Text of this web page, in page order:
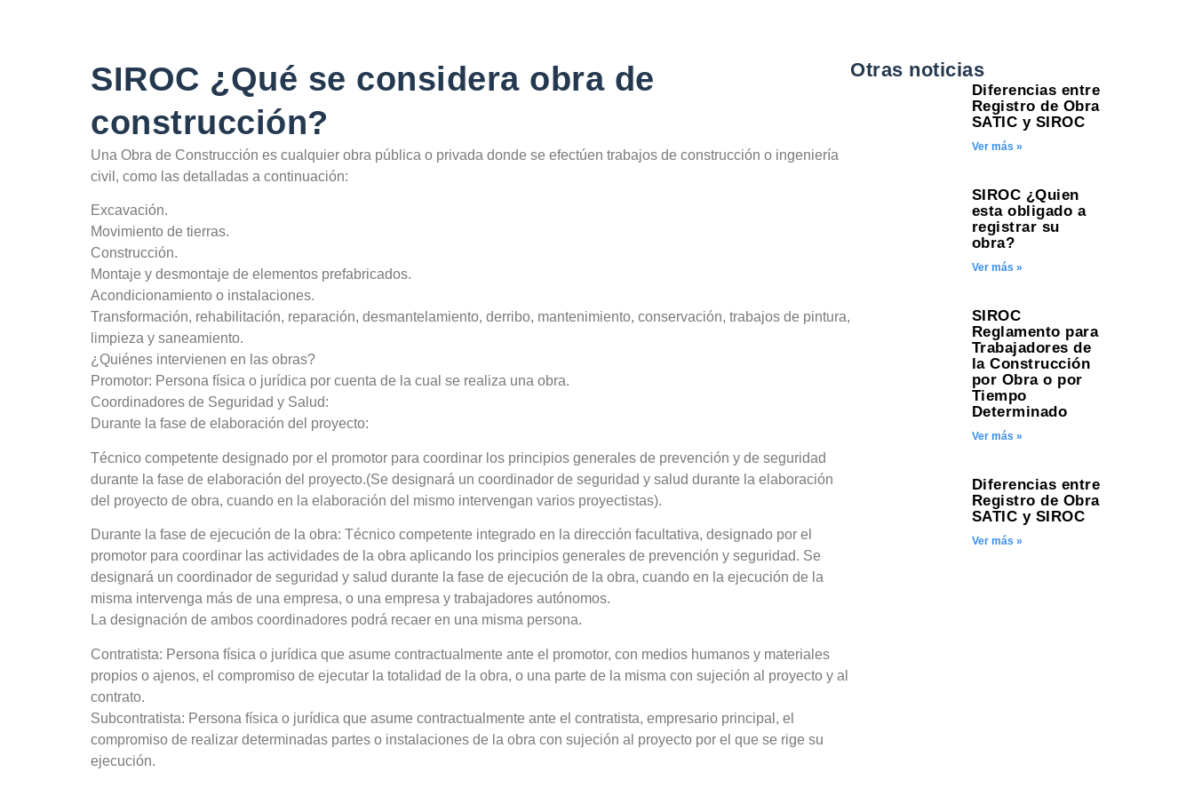
SIROC ¿Qué se considera obra de
construcción?
Una Obra de Construcción es cualquier obra pública o privada donde se efectúen trabajos de construcción o ingeniería
civil, como las detalladas a continuación:
Excavación.
Movimiento de tierras.
Construcción.
Montaje y desmontaje de elementos prefabricados.
Acondicionamiento o instalaciones.
Transformación, rehabilitación, reparación, desmantelamiento, derribo, mantenimiento, conservación, trabajos de pintura,
limpieza y saneamiento.
¿Quiénes intervienen en las obras?
Promotor: Persona física o jurídica por cuenta de la cual se realiza una obra.
Coordinadores de Seguridad y Salud:
Durante la fase de elaboración del proyecto:
Técnico competente designado por el promotor para coordinar los principios generales de prevención y de seguridad
durante la fase de elaboración del proyecto.(Se designará un coordinador de seguridad y salud durante la elaboración
del proyecto de obra, cuando en la elaboración del mismo intervengan varios proyectistas).
Durante la fase de ejecución de la obra: Técnico competente integrado en la dirección facultativa, designado por el
promotor para coordinar las actividades de la obra aplicando los principios generales de prevención y seguridad. Se
designará un coordinador de seguridad y salud durante la fase de ejecución de la obra, cuando en la ejecución de la
misma intervenga más de una empresa, o una empresa y trabajadores autónomos.
La designación de ambos coordinadores podrá recaer en una misma persona.
Contratista: Persona física o jurídica que asume contractualmente ante el promotor, con medios humanos y materiales
propios o ajenos, el compromiso de ejecutar la totalidad de la obra, o una parte de la misma con sujeción al proyecto y al
contrato.
Subcontratista: Persona física o jurídica que asume contractualmente ante el contratista, empresario principal, el
compromiso de realizar determinadas partes o instalaciones de la obra con sujeción al proyecto por el que se rige su
ejecución.
Otras noticias
Diferencias entre
Registro de Obra
SATIC y SIROC
Ver más »
SIROC ¿Quien
esta obligado a
registrar su
obra?
Ver más »
SIROC
Reglamento para
Trabajadores de
la Construcción
por Obra o por
Tiempo
Determinado
Ver más »
Diferencias entre
Registro de Obra
SATIC y SIROC
Ver más »